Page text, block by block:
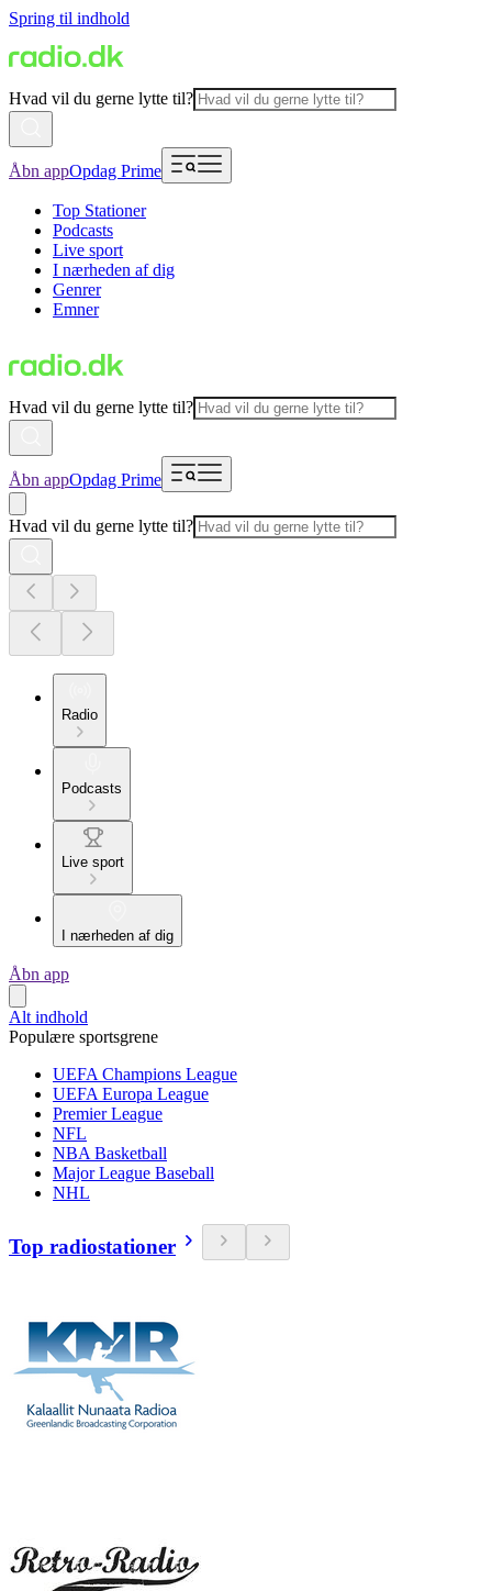
Spring til indhold
Hvad vil du gerne lytte til?
Åbn appOpdag Prime
Top Stationer
Podcasts
Live sport
I nærheden af dig
Genrer
Emner
Hvad vil du gerne lytte til?
Åbn appOpdag Prime
Hvad vil du gerne lytte til?
Radio
Podcasts
Live sport
I nærheden af dig
Åbn app
Alt indhold
Populære sportsgrene
UEFA Champions League
UEFA Europa League
Premier League
NFL
NBA Basketball
Major League Baseball
NHL
Top radiostationer